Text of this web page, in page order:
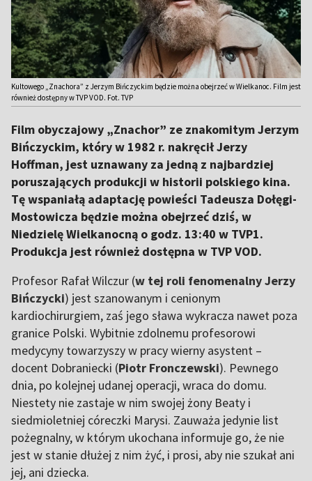
Kultowego „Znachora” z Jerzym Bińczyckim będzie można obejrzeć w Wielkanoc. Film jest
również dostępny w TVP VOD. Fot. TVP
Film obyczajowy „Znachor” ze znakomitym Jerzym
Bińczyckim, który w 1982 r. nakręcił Jerzy
Hoffman, jest uznawany za jedną z najbardziej
poruszających produkcji w historii polskiego kina.
Tę wspaniałą adaptację powieści Tadeusza Dołęgi-
Mostowicza będzie można obejrzeć dziś, w
Niedzielę Wielkanocną o godz. 13:40 w TVP1.
Produkcja jest również dostępna w TVP VOD.
Profesor Rafał Wilczur (w tej roli fenomenalny Jerzy
Bińczycki) jest szanowanym i cenionym
kardiochirurgiem, zaś jego sława wykracza nawet poza
granice Polski. Wybitnie zdolnemu profesorowi
medycyny towarzyszy w pracy wierny asystent –
docent Dobraniecki (Piotr Fronczewski). Pewnego
dnia, po kolejnej udanej operacji, wraca do domu.
Niestety nie zastaje w nim swojej żony Beaty i
siedmioletniej córeczki Marysi. Zauważa jedynie list
pożegnalny, w którym ukochana informuje go, że nie
jest w stanie dłużej z nim żyć, i prosi, aby nie szukał ani
jej, ani dziecka.